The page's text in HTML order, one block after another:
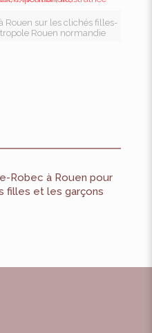
Rouen sur les clichés filles-
Rouen normandie
Robec à Rouen pour
filles et les garçons